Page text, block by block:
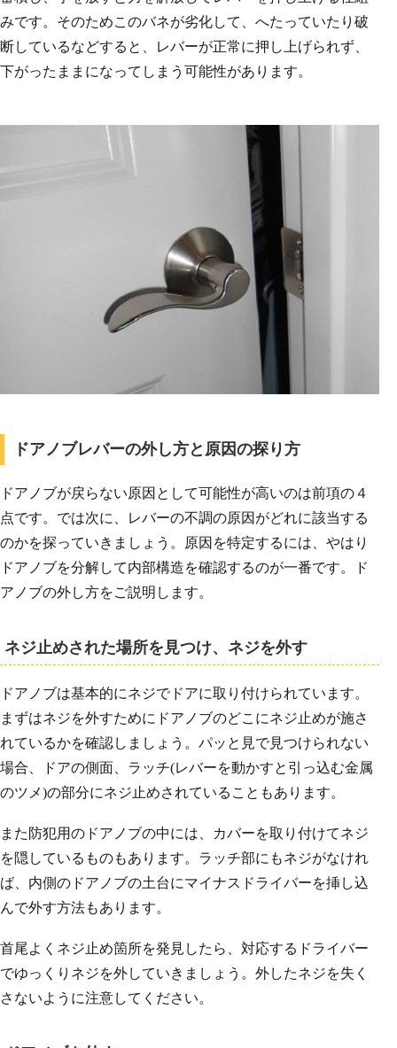
みです。そのためこのバネが劣化して、へたっていたり破
断しているなどすると、レバーが正常に押し上げられず、
下がったままになってしまう可能性があります。
ドアノブレバーの外し方と原因の探り方
ドアノブが戻らない原因として可能性が高いのは前項の４
点です。では次に、レバーの不調の原因がどれに該当する
のかを探っていきましょう。原因を特定するには、やはり
ドアノブを分解して内部構造を確認するのが一番です。ド
アノブの外し方をご説明します。
ネジ止めされた場所を見つけ、ネジを外す
ドアノブは基本的にネジでドアに取り付けられています。
まずはネジを外すためにドアノブのどこにネジ止めが施さ
れているかを確認しましょう。パッと見で見つけられない
場合、ドアの側面、ラッチ(レバーを動かすと引っ込む金属
のツメ)の部分にネジ止めされていることもあります。
また防犯用のドアノブの中には、カバーを取り付けてネジ
を隠しているものもあります。ラッチ部にもネジがなけれ
ば、内側のドアノブの土台にマイナスドライバーを挿し込
んで外す方法もあります。
首尾よくネジ止め箇所を発見したら、対応するドライバー
でゆっくりネジを外していきましょう。外したネジを失く
さないように注意してください。